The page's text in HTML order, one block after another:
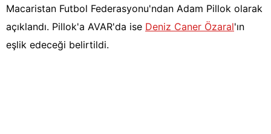
Macaristan Futbol Federasyonu'ndan Adam Pillok olarak
açıklandı. Pillok'a AVAR'da ise Deniz Caner Özaral'ın
eşlik edeceği belirtildi.